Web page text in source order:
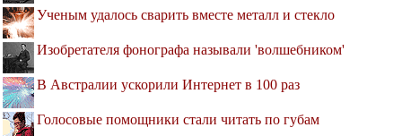
Ученым удалось сварить вместе металл и стекло
Изобретателя фонографа называли 'волшебником'
В Австралии ускорили Интернет в 100 раз
Голосовые помощники стали читать по губам